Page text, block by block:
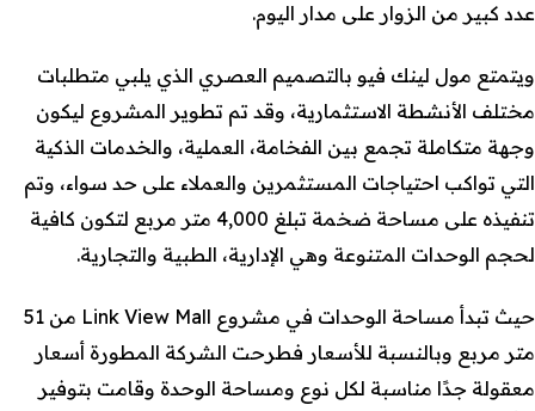
عدد كبير من الزوار على مدار اليوم.
ويتمتع مول لينك فيو بالتصميم العصري الذي يلبي متطلبات
مختلف الأنشطة الاستثمارية، وقد تم تطوير المشروع ليكون
وجهة متكاملة تجمع بين الفخامة، العملية، والخدمات الذكية
التي تواكب احتياجات المستثمرين والعملاء على حد سواء، وتم
تنفيذه على مساحة ضخمة تبلغ 4,000 متر مربع لتكون كافية
لحجم الوحدات المتنوعة وهي الإدارية، الطبية والتجارية.
حيث تبدأ مساحة الوحدات في مشروع Link View Mall من 51
متر مربع وبالنسبة للأسعار فطرحت الشركة المطورة أسعار
معقولة جدًا مناسبة لكل نوع ومساحة الوحدة وقامت بتوفير